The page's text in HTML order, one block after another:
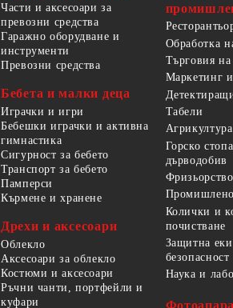
Части и аксесоари за
превозни средства
Гаражно оборудване и
инструменти
Превозни средства
Бебета и малки деца
Играчки и игри
Бебешки играчки и активна
гимнастика
Сигурност за бебето
Транспорт за бебето
Памперси
Кърмене и хранене
Дрехи и аксесоари
Облекло
Аксесоари за облекло
Костюми и аксесоари
Ръчни чанти, портфейли и
куфари
Обработка
Търговия
Маркетинг
Табели
Агрикултура
Горско
дърводобив
Колички и
почистване
Защитна
Наука и